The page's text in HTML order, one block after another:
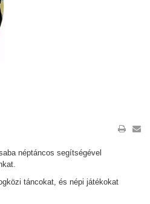
néptáncos segítségével
és népi játékokat